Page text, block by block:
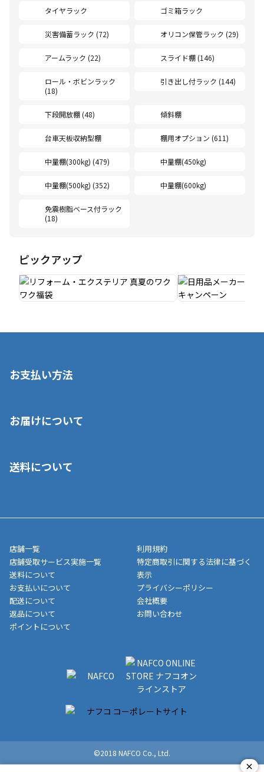
タイヤラック ゴミ箱ラック
災害備蓄ラック (72) オリコン保管ラック (29)
アームラック (22) スライド棚 (146)
ロール・ボビンラック
(18)
引き出し付ラック (144)
下段開放棚 (48) 傾斜棚
台車天板収納型棚 棚用オプション (611)
中量棚(300kg) (479) 中量棚(450kg)
中量棚(500kg) (352) 中量棚(600kg)
免震樹脂ベース付ラック
(18)
ピックアップ
お支払い方法
いいただくことはできません。ご了承ください。
■代金引換(代引)※手数料がかかります
■商品によっては一部決済方法が使用できない場合がございま
す。
お届けについて
ご注文が確認出来次第、1～4営業日に発送いたします。「お取り
メーカー直送品など一部商品については、その他商品との購入に
制限がかかる場合がございます。また発送日についても、通常と
異なる場合がございます。対象商品の説明ページをご確認くださ
い。
■店舗受取をご選択いただいた場合
ご注文が確認出来次第、お受取される店舗在庫を使用してご準備
をさせていただきます。店舗に在庫がない場合は店舗よりお取り
いただく場合がございます。店舗準備でのお渡しとなる為、商品
のみの受け渡しとなります。（箱や納品書は付属しておりませ
ん）店舗で準備が出来次第、メールにてご連絡させていただきま
送料について
店舗一覧
店舗受取サービス実施一覧
送料について
お支払いについて
配送について
返品について
ポイントについて
利用規約
特定商取引に関する法律に基づく
表示
プライバシーポリシー
会社概要
お問い合わせ
©2018 NAFCO Co., Ltd.
×